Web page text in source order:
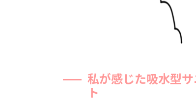
私が感じた吸水型
ト